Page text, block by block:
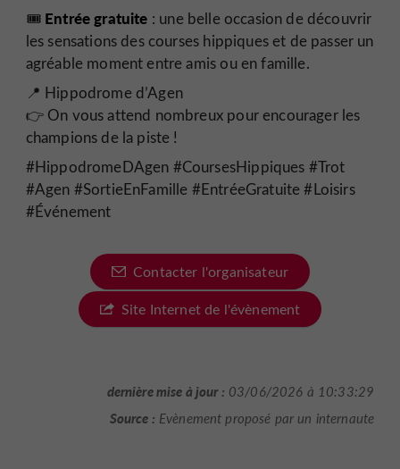
🎟️ Entrée gratuite : une belle occasion de découvrir
les sensations des courses hippiques et de passer un
agréable moment entre amis ou en famille.
📍 Hippodrome d’Agen
👉 On vous attend nombreux pour encourager les
champions de la piste !
#HippodromeDAgen #CoursesHippiques #Trot
#Agen #SortieEnFamille #EntréeGratuite #Loisirs
#Événement
Contacter l'organisateur
Site Internet de l'évènement
dernière mise à jour : 03/06/2026 à 10:33:29
Source : Evènement proposé par un internaute